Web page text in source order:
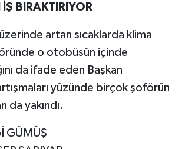
İŞ BIRAKTIRIYOR
artan sıcaklarda klima
o otobüsün içinde
da ifade eden Başkan
yüzünde birçok şoförün
da yakındı.
GÜMÜŞ